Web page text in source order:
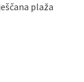
plaža